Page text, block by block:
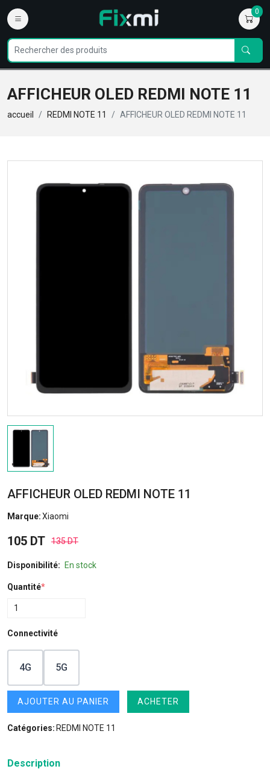
0
AFFICHEUR OLED REDMI NOTE 11
accueil REDMI NOTE 11 AFFICHEUR OLED REDMI NOTE 11
AFFICHEUR OLED REDMI NOTE 11
Marque:Xiaomi
105 DT 135 DT
Disponibilité: En stock
Quantité*
Connectivité
4G 5G
AJOUTER AU PANIER ACHETER
Catégories: REDMI NOTE 11
Description